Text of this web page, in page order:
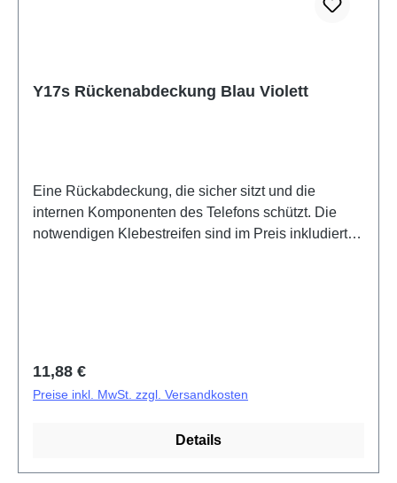
Y17s Rückenabdeckung Blau Violett
Eine Rückabdeckung, die sicher sitzt und die
internen Komponenten des Telefons schützt. Die
notwendigen Klebestreifen sind im Preis inkludiert
Regulärer Preis:
11,88 €
Preise inkl. MwSt. zzgl. Versandkosten
Details